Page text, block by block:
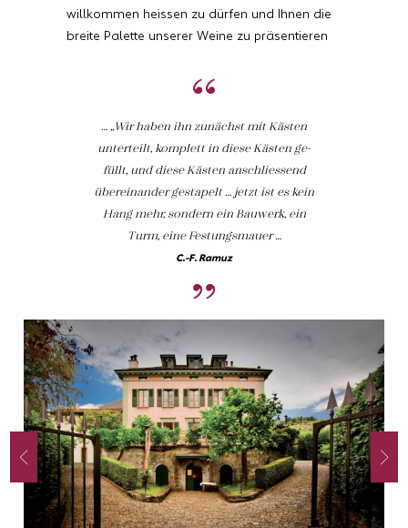
willkommen heissen zu dürfen und Ihnen die
breite Palette unserer Weine zu präsentieren
… „Wir haben ihn zunächst mit Kästen
unterteilt, komplett in diese Kästen ge-
füllt, und diese Kästen anschliessend
übereinander gestapelt … jetzt ist es kein
Hang mehr, sondern ein Bauwerk, ein
Turm, eine Festungsmauer …
C.-F. Ramuz